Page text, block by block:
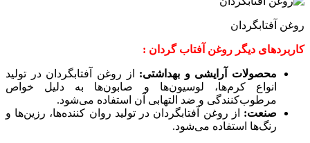
روغن آفتابگردان
کاربردهای دیگر روغن آفتاب گردان :
محصولات آرایشی و بهداشتی: از روغن آفتابگردان در تولید
انواع کرم‌ها، لوسیون‌ها و صابون‌ها به دلیل خواص
مرطوب‌کنندگی و ضد التهابی آن استفاده می‌شود.
صنعت: از روغن آفتابگردان در تولید روان کننده‌ها، رزین‌ها و
رنگ‌ها استفاده می‌شود.